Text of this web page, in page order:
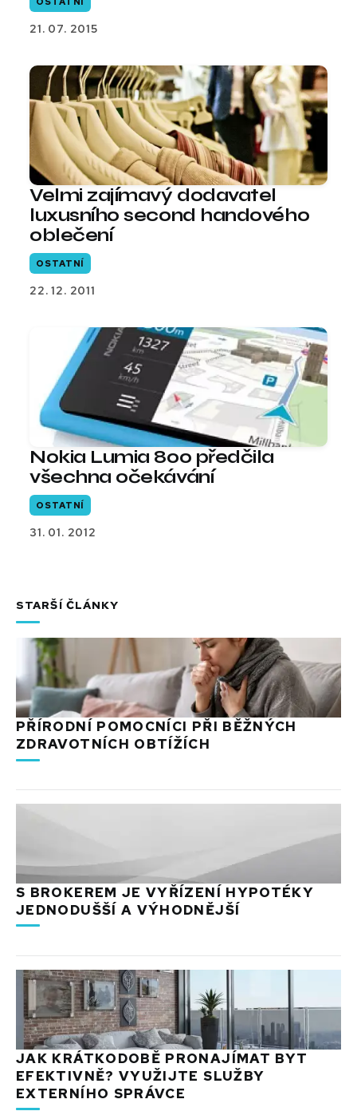
21. 07. 2015
Velmi zajímavý dodavatel
luxusního second handového
oblečení
OSTATNÍ
22. 12. 2011
Nokia Lumia 800 předčila
všechna očekávání
OSTATNÍ
31. 01. 2012
STARŠÍ ČLÁNKY
PŘÍRODNÍ POMOCNÍCI PŘI BĚŽNÝCH
ZDRAVOTNÍCH OBTÍŽÍCH
S BROKEREM JE VYŘÍZENÍ HYPOTÉKY
JEDNODUŠŠÍ A VÝHODNĚJŠÍ
JAK KRÁTKODOBĚ PRONAJÍMAT BYT
EFEKTIVNĚ? VYUŽIJTE SLUŽBY
EXTERNÍHO SPRÁVCE